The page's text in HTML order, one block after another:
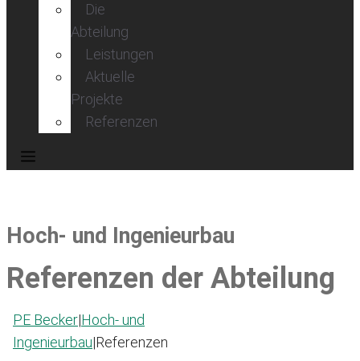
Die
Abteilung
Leistungen
Aktuelle
Projekte
Referenzen
Hoch- und Ingenieurbau
Referenzen der Abteilung
PE Becker|Hoch- und
Ingenieurbau|Referenzen